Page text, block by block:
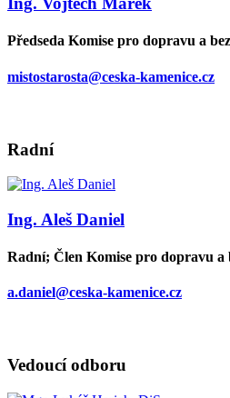
Předseda Komise pro dopravu a
mistostarosta@ceska-kamenice.cz
Radní
Ing. Aleš Daniel
Radní; Člen Komise pro dopravu a
a.daniel@ceska-kamenice.cz
Vedoucí odboru